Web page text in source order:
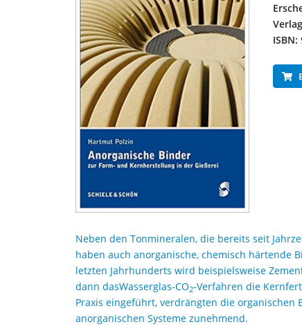
ISBN:
Neben den Tonmineralen, die bereits seit
haben auch anorganische, chemisch härtende
letzten Jahrhunderts wird beispielsweise
dann dasWasserglas-CO2-Verfahren die
Praxis eingeführt, verdrängten die organischen
anorganischen Systeme zunehmend.